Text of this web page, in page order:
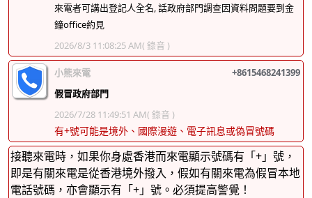
來電者可講出登記人全名, 話政府部門調查因資料問題要到金
鐘office約見
2026/8/3 11:08:25 AM( 錄音 )
小熊來電
+8615468241399
假冒政府部門
2026/7/28 11:49:51 AM( 錄音 )
有+號可能是境外、國際漫遊、電子訊息或偽冒號碼
接聽來電時，如果你身處香港而來電顯示號碼有「+」號，
即是有關來電是從香港境外撥入，假如有關來電為假冒本地
電話號碼，亦會顯示有「+」號。必須提高警覺！